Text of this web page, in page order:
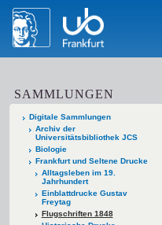
SAMMLUNGEN
Digitale Sammlungen
Archiv der
Universitätsbibliothek JCS
Biologie
Frankfurt und Seltene Drucke
Alltagsleben im 19.
Jahrhundert
Einblattdrucke Gustav
Freytag
Flugschriften 1848